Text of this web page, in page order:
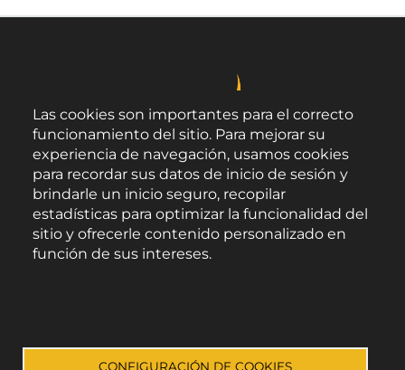
Aviso legal-Política de privacidad-
Accesibilidad
Las cookies son importantes para el correcto
funcionamiento del sitio. Para mejorar su
experiencia de navegación, usamos cookies
para recordar sus datos de inicio de sesión y
brindarle un inicio seguro, recopilar
estadísticas para optimizar la funcionalidad del
sitio y ofrecerle contenido personalizado en
función de sus intereses.
CONFIGURACIÓN DE COOKIES